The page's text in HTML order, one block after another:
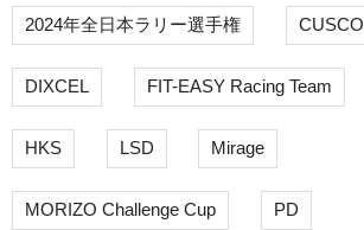
2024年全日本ラリー選手権 CUSCO
DIXCEL FIT-EASY Racing Team
HKS LSD Mirage
MORIZO Challenge Cup PD